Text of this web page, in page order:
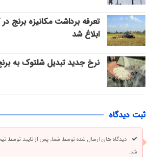
ابلاغ شد
نرخ جدید تبدیل شلتوک به
ثبت دیدگاه
دیدگاه های ارسال شده توسط شما، پس از تایید توسط
شد.